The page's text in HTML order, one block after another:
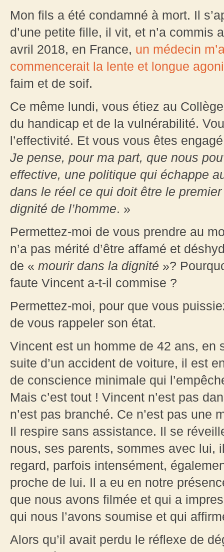
Mon fils a été condamné à mort. Il
d’une petite fille, il vit, et n’a
avril 2018, en France, un médecin
commencerait la lente et longue
faim et de soif.
Ce même lundi, vous étiez au
du handicap et de la vulnérabilité.
l’effectivité. Et vous vous êtes
Je pense, pour ma part, que nous
effective, une politique qui échappe
dans le réel ce qui doit être le
dignité de l’homme. »
Permettez-moi de vous prendre au
n’a pas mérité d’être affamé et
de « mourir dans la dignité »?
faute Vincent a-t-il commise ?
Permettez-moi, pour que vous
de vous rappeler son état.
Vincent est un homme de 42 ans, en
suite d’un accident de voiture, il est
de conscience minimale qui
Mais c’est tout ! Vincent n’est pas
n’est pas branché. Ce n’est pas
Il respire sans assistance. Il se
nous, ses parents, sommes avec lui,
regard, parfois intensément,
proche de lui. Il a eu en notre
que nous avons filmée et qui a
qui nous l’avons soumise et qui
Alors qu’il avait perdu le réflexe de